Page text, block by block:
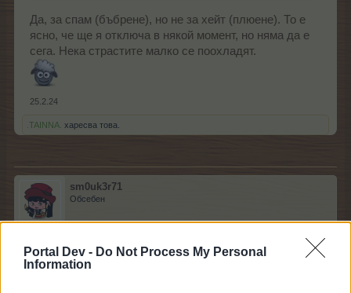
Portal Dev - Do Not Process My Personal
Information
Да, за спам (бъбрене), но не за хейт (плюене). То е
ясно, че ще я отключа в някой момент, но няма да е
сега. Нека страстите малко се поохладят.
25.2.24
.TAINNA. харесва това.
sm0uk3r71
Обсебен
mushnu4ka каза:
Пука ми, мама ме е учила да съм добричка с хората, не да